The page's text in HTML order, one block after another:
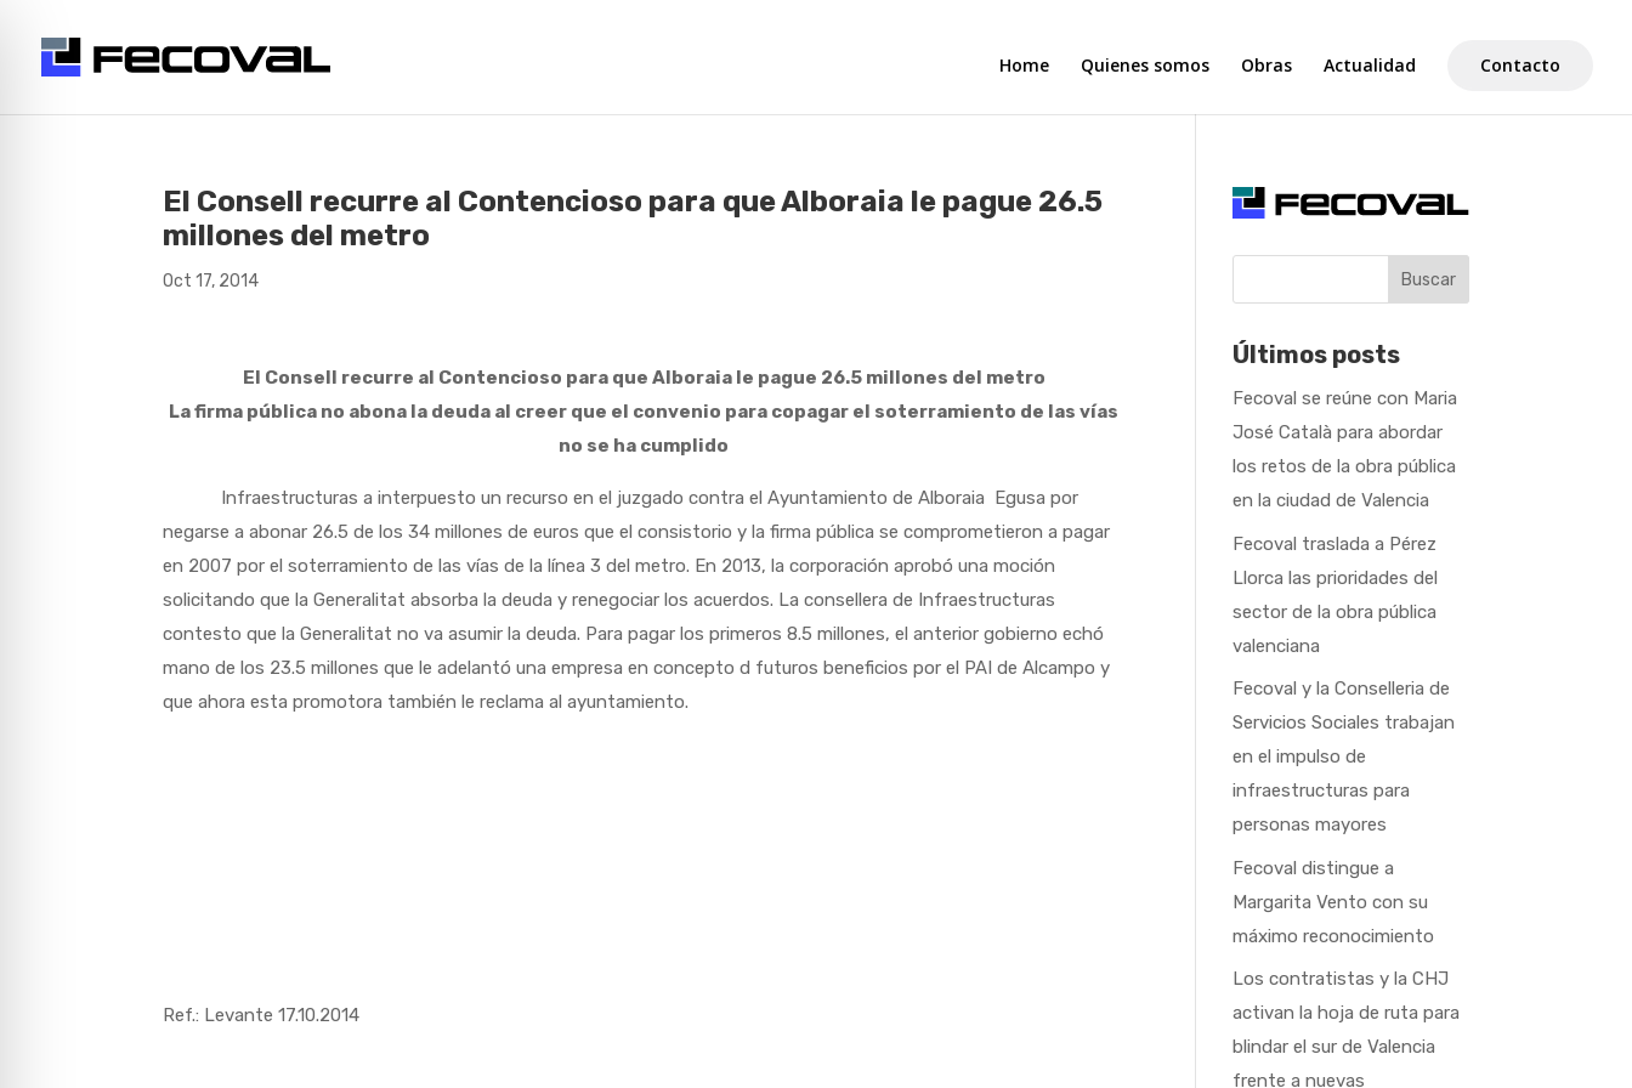
Home Quienes somos Obras Actualidad Contacto
El Consell recurre al Contencioso para que Alboraia le pague 26.5
millones del metro
Oct 17, 2014
El Consell recurre al Contencioso para que Alboraia le pague 26.5 millones del metro
La firma pública no abona la deuda al creer que el convenio para copagar el soterramiento de las vías
no se ha cumplido
Infraestructuras a interpuesto un recurso en el juzgado contra el Ayuntamiento de Alboraia Egusa por
negarse a abonar 26.5 de los 34 millones de euros que el consistorio y la firma pública se comprometieron a pagar
en 2007 por el soterramiento de las vías de la línea 3 del metro. En 2013, la corporación aprobó una moción
solicitando que la Generalitat absorba la deuda y renegociar los acuerdos. La consellera de Infraestructuras
contesto que la Generalitat no va asumir la deuda. Para pagar los primeros 8.5 millones, el anterior gobierno echó
mano de los 23.5 millones que le adelantó una empresa en concepto d futuros beneficios por el PAI de Alcampo y
que ahora esta promotora también le reclama al ayuntamiento.
Ref.: Levante 17.10.2014
Buscar
Últimos posts
Fecoval se reúne con Maria
José Català para abordar
los retos de la obra pública
en la ciudad de Valencia
Fecoval traslada a Pérez
Llorca las prioridades del
sector de la obra pública
valenciana
Fecoval y la Conselleria de
Servicios Sociales trabajan
en el impulso de
infraestructuras para
personas mayores
Fecoval distingue a
Margarita Vento con su
máximo reconocimiento
Los contratistas y la CHJ
activan la hoja de ruta para
blindar el sur de Valencia
frente a nuevas